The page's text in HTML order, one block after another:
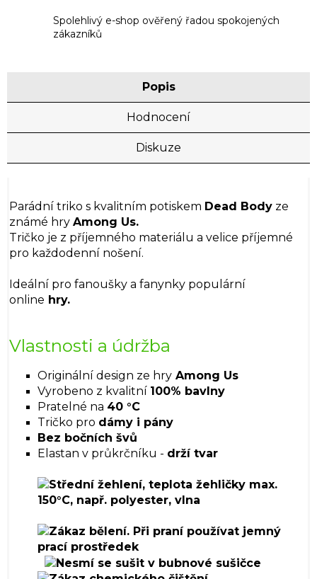
Spolehlivý e-shop ověřený řadou spokojených
zákazníků
Popis
Hodnocení
Diskuze
Parádní triko s kvalitním potiskem Dead Body ze
známé hry Among Us.
Tričko je z příjemného materiálu a velice příjemné
pro každodenní nošení.
Ideální pro fanoušky a fanynky populární
online hry.
Vlastnosti a údržba
Originální design ze hry Among Us
Vyrobeno z kvalitní 100% bavlny
Pratelné na 40 °C
Tričko pro dámy i pány
Bez bočních švů
Elastan v průkrčníku - drží tvar